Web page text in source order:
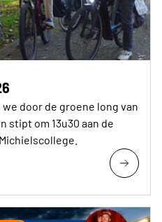
door de groene long van
stipt om 13u30 aan de